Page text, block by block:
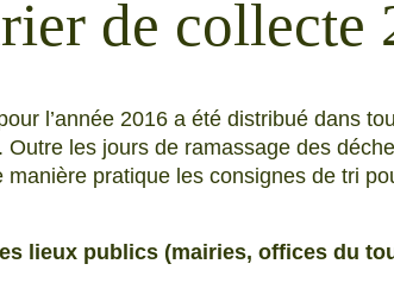
de collecte
l’année 2016 a été distribué dans
les jours de ramassage des
pratique les consignes de tri
lieux publics (mairies, offices du